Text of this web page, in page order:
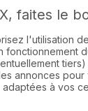
faites le
l'utilisation
fonctionnement
annonces pour
à vos